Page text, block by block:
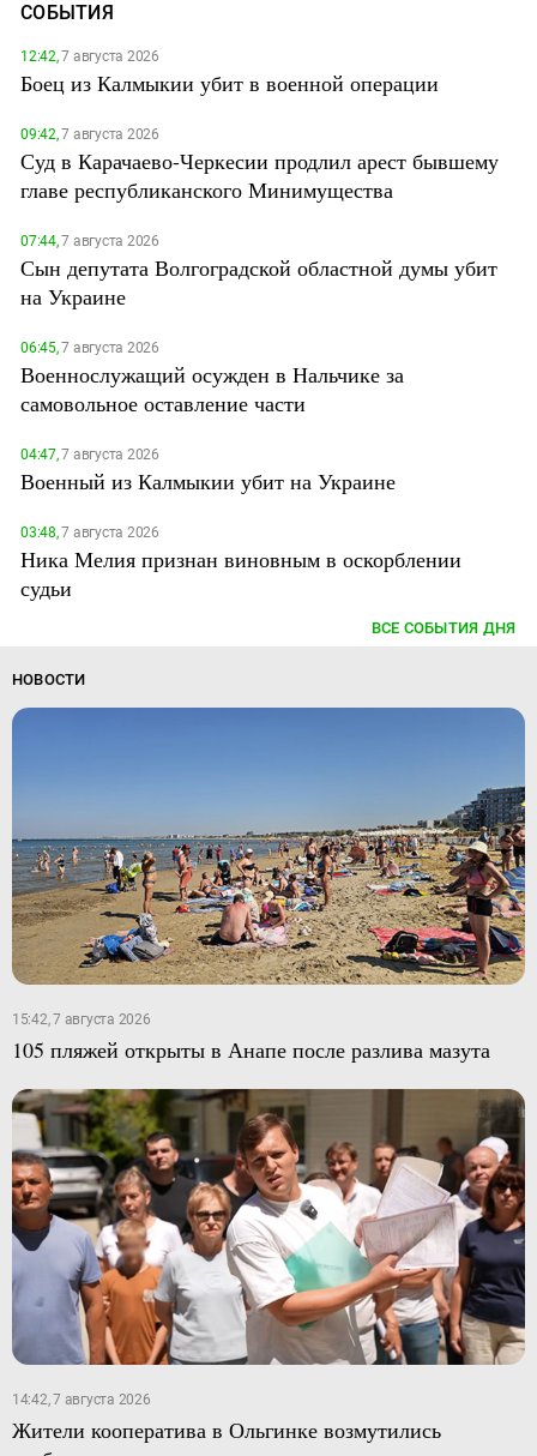
СОБЫТИЯ
12:42,7 августа 2026
Боец из Калмыкии убит в военной операции
09:42,7 августа 2026
Суд в Карачаево-Черкесии продлил арест бывшему
главе республиканского Минимущества
07:44,7 августа 2026
Сын депутата Волгоградской областной думы убит
на Украине
06:45,7 августа 2026
Военнослужащий осужден в Нальчике за
самовольное оставление части
04:47,7 августа 2026
Военный из Калмыкии убит на Украине
03:48,7 августа 2026
Ника Мелия признан виновным в оскорблении
судьи
ВСЕ СОБЫТИЯ ДНЯ
НОВОСТИ
15:42, 7 августа 2026
105 пляжей открыты в Анапе после разлива мазута
14:42, 7 августа 2026
Жители кооператива в Ольгинке возмутились